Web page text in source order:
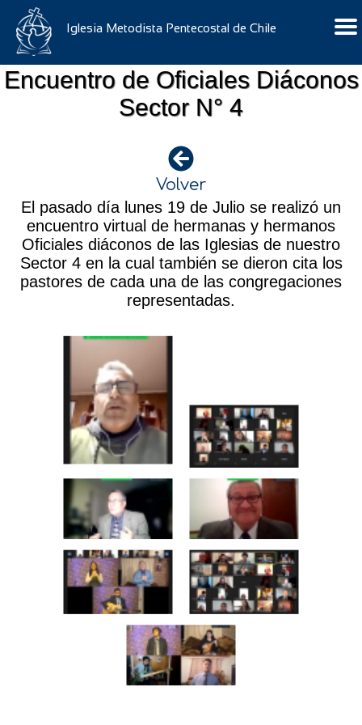
Iglesia Metodista Pentecostal de Chile
Encuentro de Oficiales Diáconos
Sector N° 4
Volver
El pasado día lunes 19 de Julio se realizó un
encuentro virtual de hermanas y hermanos
Oficiales diáconos de las Iglesias de nuestro
Sector 4 en la cual también se dieron cita los
pastores de cada una de las congregaciones
representadas.